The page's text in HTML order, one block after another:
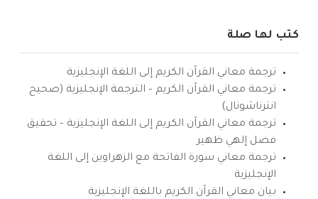
كتب لها صلة
ترجمة معاني القرآن الكريم إلى اللغة الإنجليزية
ترجمة معاني القرآن الكريم – الترجمة الإنجليزية (صحيح
انترناشونال)
ترجمة معاني القرآن الكريم إلى اللغة الإنجليزية – تحقيق
فضل إلهي ظهير
ترجمة معاني سورة الفاتحة مع الزهراوين إلى اللغة
الإنجليزية
بيان معاني القرآن الكريم باللغة الإنجليزية